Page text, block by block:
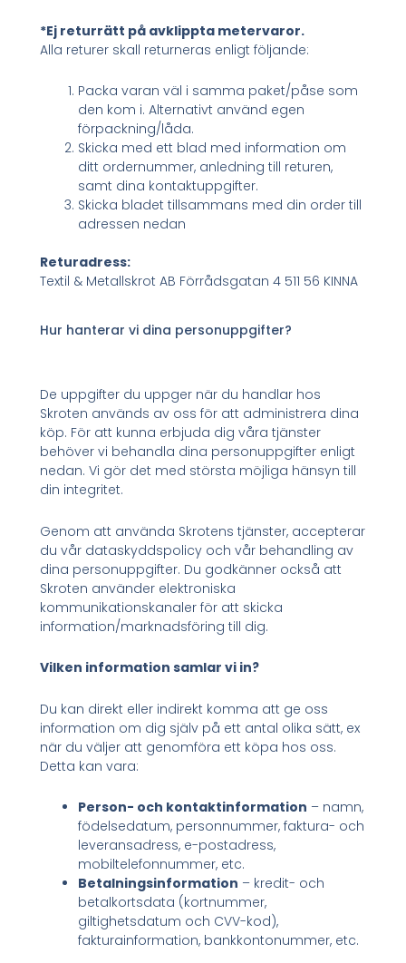
*Ej returrätt på avklippta metervaror.
Alla returer skall returneras enligt följande:
Packa varan väl i samma paket/påse som
den kom i. Alternativt använd egen
förpackning/låda.
Skicka med ett blad med information om
ditt ordernummer, anledning till returen,
samt dina kontaktuppgifter.
Skicka bladet tillsammans med din order till
adressen nedan
Returadress:
Textil & Metallskrot AB Förrådsgatan 4 511 56 KINNA
Hur hanterar vi dina personuppgifter?
De uppgifter du uppger när du handlar hos
Skroten används av oss för att administrera dina
köp. För att kunna erbjuda dig våra tjänster
behöver vi behandla dina personuppgifter enligt
nedan. Vi gör det med största möjliga hänsyn till
din integritet.
Genom att använda Skrotens tjänster, accepterar
du vår dataskyddspolicy och vår behandling av
dina personuppgifter. Du godkänner också att
Skroten använder elektroniska
kommunikationskanaler för att skicka
information/marknadsföring till dig.
Vilken information samlar vi in?
Du kan direkt eller indirekt komma att ge oss
information om dig själv på ett antal olika sätt, ex
när du väljer att genomföra ett köpa hos oss.
Detta kan vara:
Person- och kontaktinformation – namn,
födelsedatum, personnummer, faktura- och
leveransadress, e-postadress,
mobiltelefonnummer, etc.
Betalningsinformation – kredit- och
betalkortsdata (kortnummer,
giltighetsdatum och CVV-kod),
fakturainformation, bankkontonummer, etc.